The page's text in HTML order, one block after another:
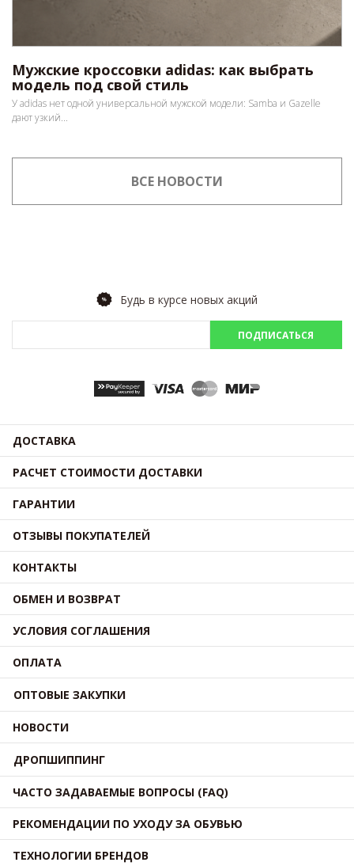
Мужские кроссовки adidas: как выбрать
модель под свой стиль
У adidas нет одной универсальной мужской модели: Samba и Gazelle
дают узкий...
ВСЕ НОВОСТИ
Будь в курсе новых акций
ПОДПИСАТЬСЯ
ДОСТАВКА
РАСЧЕТ СТОИМОСТИ ДОСТАВКИ
ГАРАНТИИ
ОТЗЫВЫ ПОКУПАТЕЛЕЙ
КОНТАКТЫ
ОБМЕН И ВОЗВРАТ
УСЛОВИЯ СОГЛАШЕНИЯ
ОПЛАТА
ОПТОВЫЕ ЗАКУПКИ
НОВОСТИ
ДРОПШИППИНГ
ЧАСТО ЗАДАВАЕМЫЕ ВОПРОСЫ (FAQ)
РЕКОМЕНДАЦИИ ПО УХОДУ ЗА ОБУВЬЮ
ТЕХНОЛОГИИ БРЕНДОВ